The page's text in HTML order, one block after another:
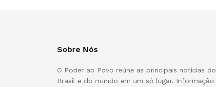
Sobre Nós
O Poder ao Povo reúne as principais notícias do
Brasil e do mundo em um só lugar. Informação